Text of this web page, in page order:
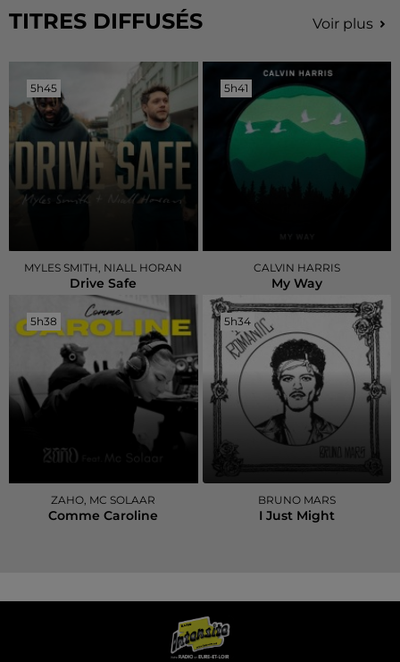
TITRES DIFFUSÉS Voir plus
5h45
5h45
MYLES SMITH, NIALL HORAN
Drive Safe
5h41
5h41
CALVIN HARRIS
My Way
5h38
5h38
ZAHO, MC SOLAAR
Comme Caroline
5h34
5h34
BRUNO MARS
I Just Might